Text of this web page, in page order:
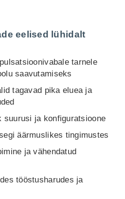
eelised lühidalt
tarnele
saavutamiseks
tagavad pika eluea ja
suurusi ja konfiguratsioone
äärmuslikes tingimustes
ja vähendatud
tööstusharudes ja